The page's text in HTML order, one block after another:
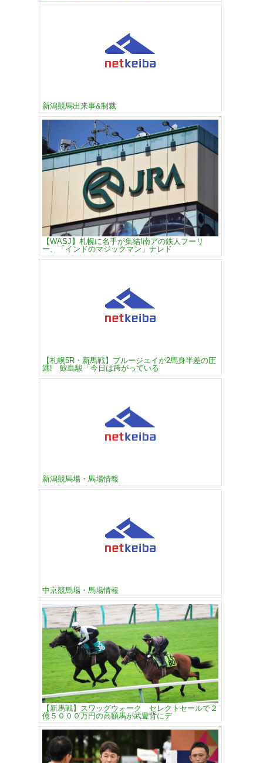
新潟競馬出来事&制裁
【WASJ】札幌に名手が集結!南アの鉄人フーリ
ー、「インドのマジックマン」ナレド
【札幌5R・新馬戦】ブルージェイが2馬身半差の圧
逃! 鮫島駿「今日は跨がっている
新潟競馬場・馬場情報
中京競馬場・馬場情報
【新馬戦】スワッグウォーク セレクトセールで２
億５０００万円の高額馬が武豊背にデ